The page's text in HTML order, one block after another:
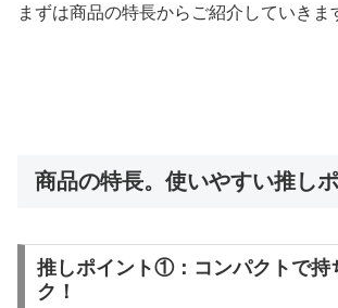
まずは商品の特長からご紹介していきま
商品の特長。使いやすい推し
推しポイント①：コンパクトで持
ク！